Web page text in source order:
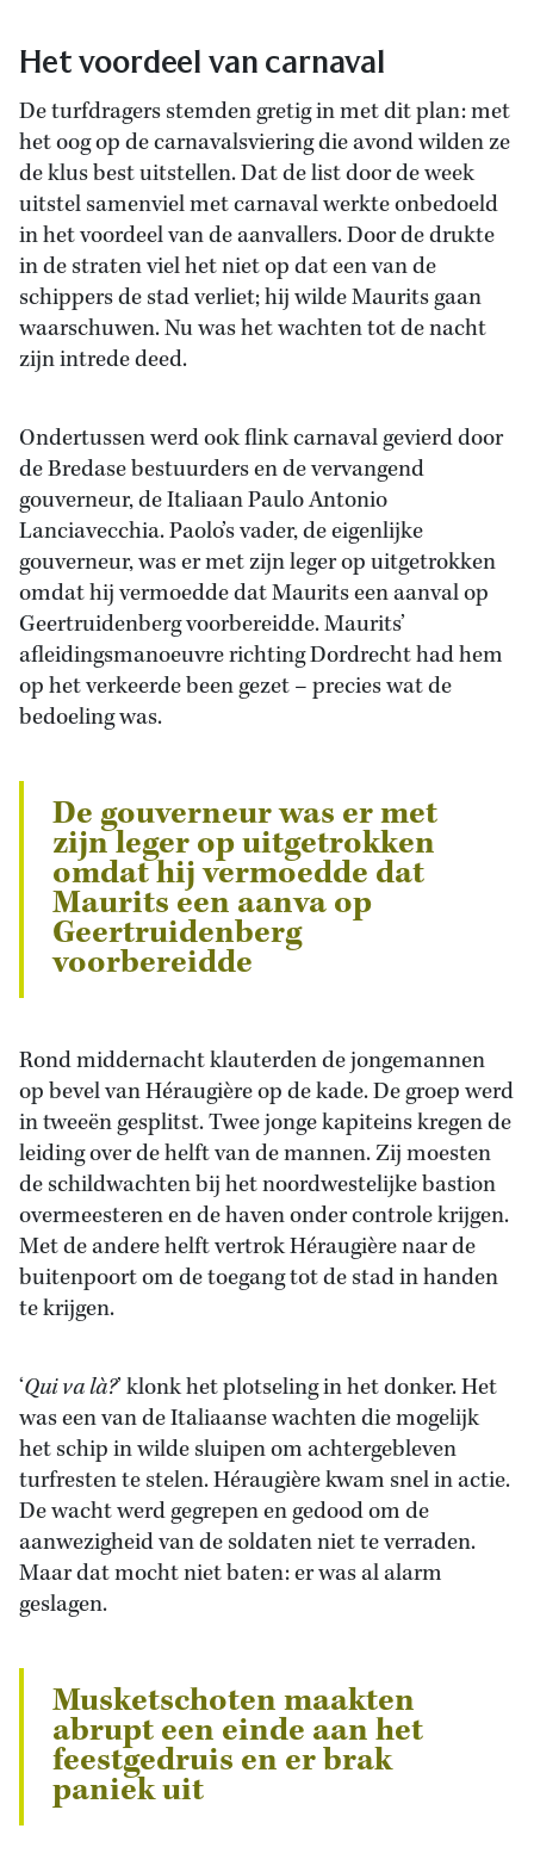
Het voordeel van carnaval
De turfdragers stemden gretig in met dit plan: met
het oog op de carnavalsviering die avond wilden ze
de klus best uitstellen. Dat de list door de week
uitstel samenviel met carnaval werkte onbedoeld
in het voordeel van de aanvallers. Door de drukte
in de straten viel het niet op dat een van de
schippers de stad verliet; hij wilde Maurits gaan
waarschuwen. Nu was het wachten tot de nacht
zijn intrede deed.
Ondertussen werd ook flink carnaval gevierd door
de Bredase bestuurders en de vervangend
gouverneur, de Italiaan Paulo Antonio
Lanciavecchia. Paolo’s vader, de eigenlijke
gouverneur, was er met zijn leger op uitgetrokken
omdat hij vermoedde dat Maurits een aanval op
Geertruidenberg voorbereidde. Maurits’
afleidingsmanoeuvre richting Dordrecht had hem
op het verkeerde been gezet – precies wat de
bedoeling was.
De gouverneur was er met
zijn leger op uitgetrokken
omdat hij vermoedde dat
Maurits een aanva op
Geertruidenberg
voorbereidde
Rond middernacht klauterden de jongemannen
op bevel van Héraugière op de kade. De groep werd
in tweeën gesplitst. Twee jonge kapiteins kregen de
leiding over de helft van de mannen. Zij moesten
de schildwachten bij het noordwestelijke bastion
overmeesteren en de haven onder controle krijgen.
Met de andere helft vertrok Héraugière naar de
buitenpoort om de toegang tot de stad in handen
te krijgen.
‘Qui va là?’ klonk het plotseling in het donker. Het
was een van de Italiaanse wachten die mogelijk
het schip in wilde sluipen om achtergebleven
turfresten te stelen. Héraugière kwam snel in actie.
De wacht werd gegrepen en gedood om de
aanwezigheid van de soldaten niet te verraden.
Maar dat mocht niet baten: er was al alarm
geslagen.
Musketschoten maakten
abrupt een einde aan het
feestgedruis en er brak
paniek uit